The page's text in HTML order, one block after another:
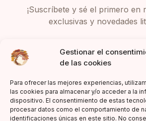
Gestionar el
de las cookies
Para ofrecer las mejores experiencias,
las cookies para almacenar y/o acceder a la
dispositivo. El consentimiento de estas
procesar datos como el comportamiento de
identificaciones únicas en este sitio. No
¡Suscríbete y sé el primero en
exclusivas y novedades
Acepto la política de